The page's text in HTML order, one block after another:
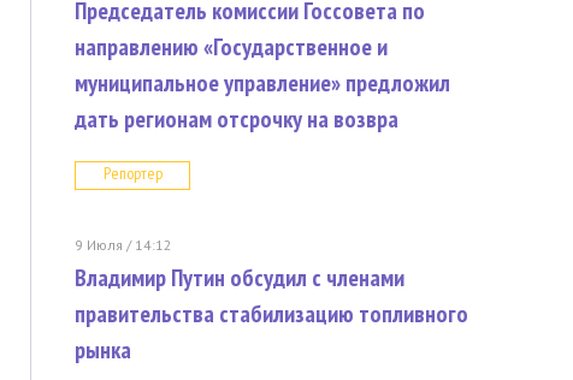
Председатель комиссии Госсовета по
направлению «Государственное и
муниципальное управление» предложил
дать регионам отсрочку на возвра
Репортер
9 Июля / 14:12
Владимир Путин обсудил с членами
правительства стабилизацию топливного
рынка